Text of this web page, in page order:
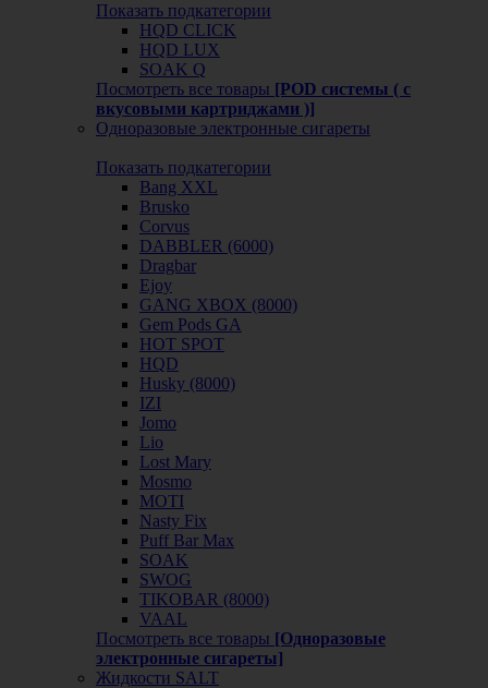
Показать подкатегории
HQD CLICK
HQD LUX
SOAK Q
Посмотреть все товары [POD системы ( с
вкусовыми картриджами )]
Одноразовые электронные сигареты
Показать подкатегории
Bang XXL
Brusko
Corvus
DABBLER (6000)
Dragbar
Ejoy
GANG XBOX (8000)
Gem Pods GA
HOT SPOT
HQD
Husky (8000)
IZI
Jomo
Lio
Lost Mary
Mosmo
MOTI
Nasty Fix
Puff Bar Max
SOAK
SWOG
TIKOBAR (8000)
VAAL
Посмотреть все товары [Одноразовые
электронные сигареты]
Жидкости SALT